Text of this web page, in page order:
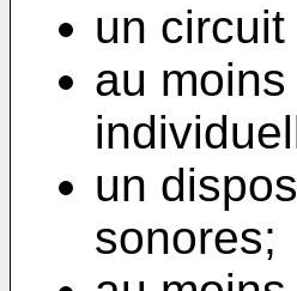
un
au
un
sonores;